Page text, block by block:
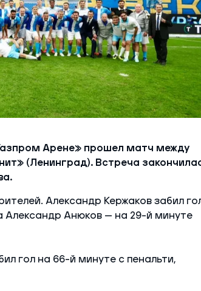
Арене» прошел матч между
(Ленинград). Встреча
Александр Кержаков забил
Александр Анюков — на 29-й минуте
гол на 66-й минуте с пенальти,